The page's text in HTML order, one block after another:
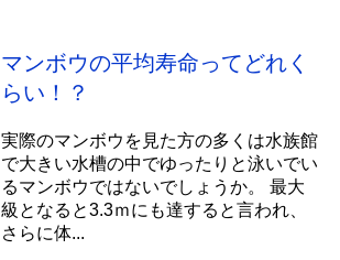
マンボウの平均寿命ってどれく
らい！？
実際のマンボウを見た方の多くは水族館
で大きい水槽の中でゆったりと泳いでい
るマンボウではないでしょうか。 最大
級となると3.3ｍにも達すると言われ、
さらに体...